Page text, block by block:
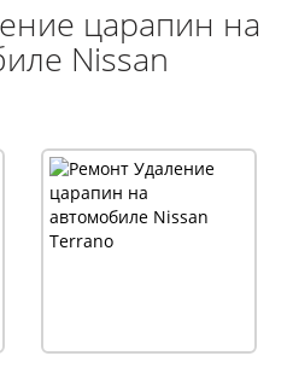
царапин на
Nissan